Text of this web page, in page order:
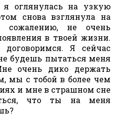
оглянулась на узкую
снова взглянула на
не очень
в твоей жизни.
Я сейчас
будешь пытаться меня
очень дико держать
мы с тобой в более чем
и мне в страшном сне
что ты на меня